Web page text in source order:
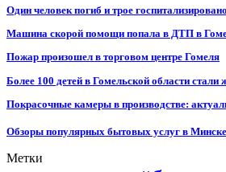
Один человек погиб и трое
Машина скорой помощи попала в ДТП в
Пожар произошел в торговом центре Гомеля
Более 100 детей в Гомельской области
Покрасочные камеры в производстве:
Обзоры популярных бытовых услуг в Минске
Метки